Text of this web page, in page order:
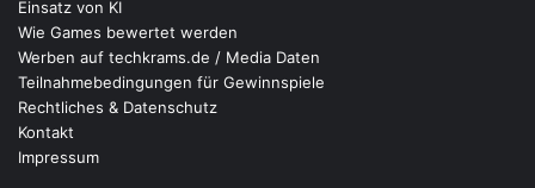
Einsatz von KI
Wie Games bewertet werden
Werben auf techkrams.de / Media Daten
Teilnahmebedingungen für Gewinnspiele
Rechtliches & Datenschutz
Kontakt
Impressum